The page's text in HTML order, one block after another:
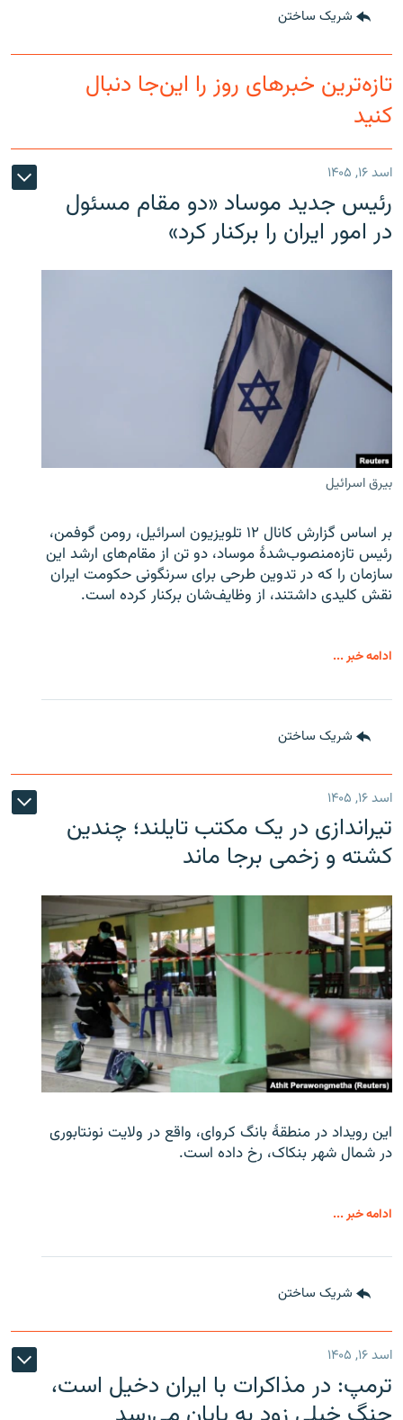
شریک ساختن
تازه‌ترین خبرهای روز را این‌جا دنبال
کنید
اسد ۱۶, ۱۴۰۵
رئیس جدید موساد «دو مقام مسئول
در امور ایران را برکنار کرد»
بیرق اسرائیل
بر اساس گزارش کانال ۱۲ تلویزیون اسرائیل، رومن گوفمن،
رئیس تازه‌منصوب‌شدۀ موساد، دو تن از مقام‌های ارشد این
سازمان را که در تدوین طرحی برای سرنگونی حکومت ایران
نقش کلیدی داشتند، از وظایف‌شان برکنار کرده است.
ادامه خبر ...
شریک ساختن
اسد ۱۶, ۱۴۰۵
تیراندازی در یک مکتب تایلند؛ چندین
کشته و زخمی برجا ماند
این رویداد در منطقۀ بانگ کروای، واقع در ولایت نونتابوری
در شمال شهر بنکاک، رخ داده است.
ادامه خبر ...
شریک ساختن
اسد ۱۶, ۱۴۰۵
ترمپ: در مذاکرات با ایران دخیل است،